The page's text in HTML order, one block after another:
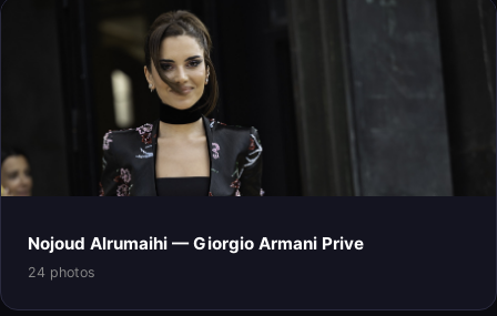
Nojoud Alrumaihi — Giorgio Armani Prive
24 photos